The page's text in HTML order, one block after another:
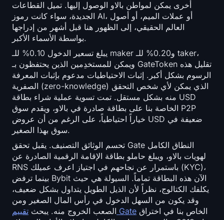
أخرى يمكن لمواطن بالاو الوصول إليها. تميل القطاعات
الجديدة، سواء كانت رموز AI، أو عملات الميم، أو أصول
العالم الحقيقي، إلى الظهور هنا قبل أشهر من إدراجها
بواسطة الأسماء الأكبر.
يبلغ تسعير الدخول 0.10% للـ maker و0.20% للـ taker،
ويمكن للمستخدِمين الذين يحتفظون بـ GateToken تقليل هذه
الرسوم بشكل أكبر. إثبات الاحتياطيات مدعوم بإثبات المعرفة
الصفرية (zero-knowledge) الذي يمكن لأي شخص التحقق
منه بشكل مستقل. تمت تسوية عملية شراء بطاقة USD
الخاصة بنا على بطاقة صادرة في بالاو، ويقدم سوق P2P
خياراً احتياطياً، على الرغم من أن عروض USD ضعيفة في
سوق بهذا الصغير.
تحسم الوثائق التصنيف. يقبل تحقق Gate النطاق الكامل
لهويات بالاو، ويبلغ حاملو بطاقة الإقامة الرقمية الصادرة عن
RNS باستمرار عن نجاحهم في اجتياز اعرف عميلك (KYC)،
بينما ترفض Bybit الآن هذه البطاقة تماماً. السيولة هي حيث
يكلفك الكتالوج، نظراً لأن الذيل الطويل يتداول بشكل ضعيف،
وقد يكون من السهل الدخول في رأس المال الصغير ومن
الصعب الخروج منه. يبحث تقييم Gate